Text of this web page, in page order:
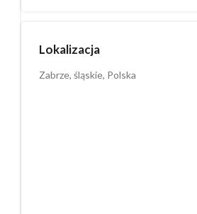
Lokalizacja
Zabrze, śląskie, Polska